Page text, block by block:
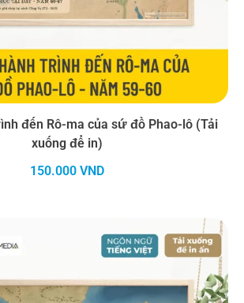
đến Rô-ma của sứ đồ Phao-lô (Tải
xuống để in)
150.000 VND